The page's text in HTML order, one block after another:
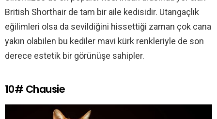
British Shorthair de tam bir aile kedisidir. Utangaçlık
eğilimleri olsa da sevildiğini hissettiği zaman çok cana
yakın olabilen bu kediler mavi kürk renkleriyle de son
derece estetik bir görünüşe sahipler.
10# Chausie